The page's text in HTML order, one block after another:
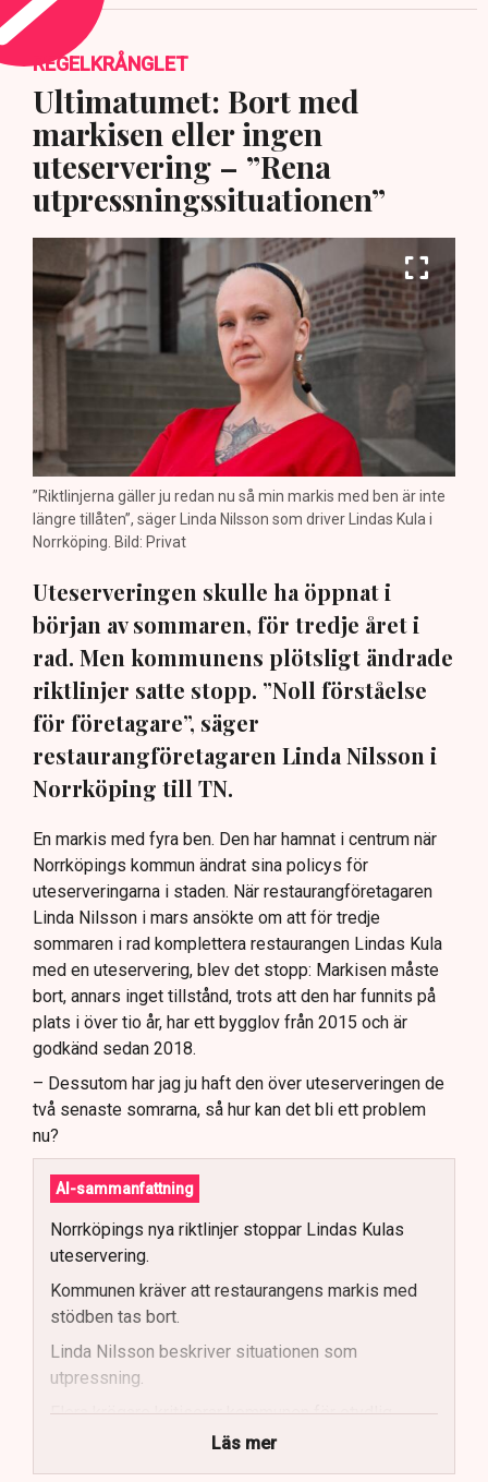
REGELKRÅNGLET
Ultimatumet: Bort med
markisen eller ingen
uteservering – ”Rena
utpressningssituationen”
”Riktlinjerna gäller ju redan nu så min markis med ben är inte
längre tillåten”, säger Linda Nilsson som driver Lindas Kula i
Norrköping. Bild: Privat
Uteserveringen skulle ha öppnat i
början av sommaren, för tredje året i
rad. Men kommunens plötsligt ändrade
riktlinjer satte stopp. ”Noll förståelse
för företagare”, säger
restaurangföretagaren Linda Nilsson i
Norrköping till TN.
En markis med fyra ben. Den har hamnat i centrum när
Norrköpings kommun ändrat sina policys för
uteserveringarna i staden. När restaurangföretagaren
Linda Nilsson i mars ansökte om att för tredje
sommaren i rad komplettera restaurangen Lindas Kula
med en uteservering, blev det stopp: Markisen måste
bort, annars inget tillstånd, trots att den har funnits på
plats i över tio år, har ett bygglov från 2015 och är
godkänd sedan 2018.
– Dessutom har jag ju haft den över uteserveringen de
två senaste somrarna, så hur kan det bli ett problem
nu?
AI-sammanfattning
Norrköpings nya riktlinjer stoppar Lindas Kulas
uteservering.
Kommunen kräver att restaurangens markis med
stödben tas bort.
Linda Nilsson beskriver situationen som
utpressning.
Flera krögare kritiserar kommunen för otydlig
Kommunen vill skapa enhetliga regler för
Läs mer